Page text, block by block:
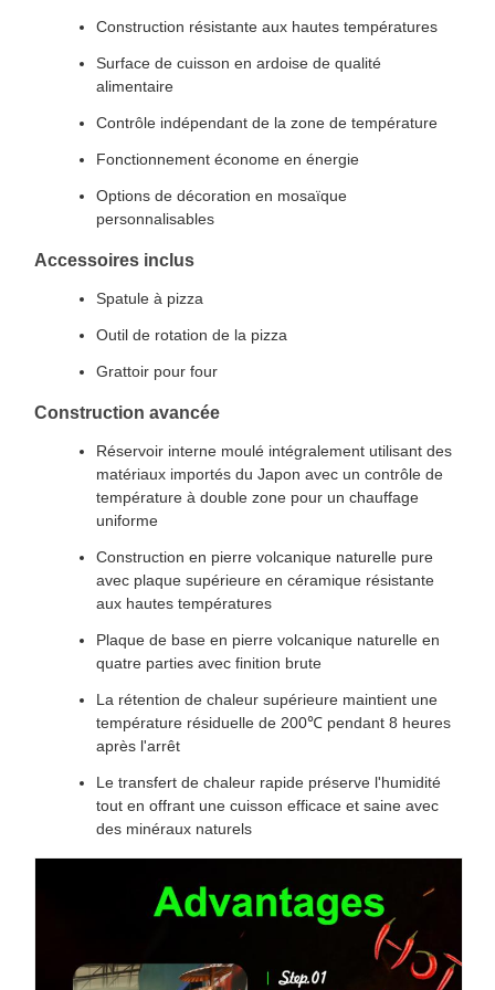
Construction résistante aux hautes températures
Surface de cuisson en ardoise de qualité
alimentaire
Contrôle indépendant de la zone de température
Fonctionnement économe en énergie
Options de décoration en mosaïque
personnalisables
Accessoires inclus
Spatule à pizza
Outil de rotation de la pizza
Grattoir pour four
Construction avancée
Réservoir interne moulé intégralement utilisant des
matériaux importés du Japon avec un contrôle de
température à double zone pour un chauffage
uniforme
Construction en pierre volcanique naturelle pure
avec plaque supérieure en céramique résistante
aux hautes températures
Plaque de base en pierre volcanique naturelle en
quatre parties avec finition brute
La rétention de chaleur supérieure maintient une
température résiduelle de 200℃ pendant 8 heures
après l'arrêt
Le transfert de chaleur rapide préserve l'humidité
tout en offrant une cuisson efficace et saine avec
des minéraux naturels